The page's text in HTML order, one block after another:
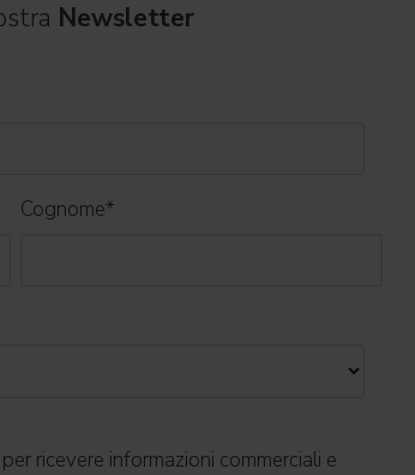
Newsletter
Cognome*
ricevere informazioni commerciali e